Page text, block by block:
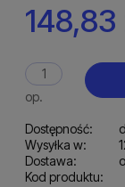
148,83
op.
Dostępność:
Wysyłka w:
Dostawa:
Cena nie
Kod produktu: